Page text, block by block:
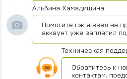
Альбина Хамадишина
Помогите пж я ввёл не
аккаунт уже заплатил
Техническая
Обратитесь к
контактам,